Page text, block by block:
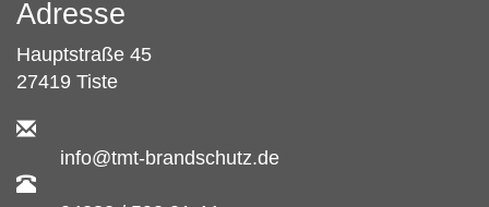
Adresse
Hauptstraße 45
27419 Tiste
info@tmt-brandschutz.de